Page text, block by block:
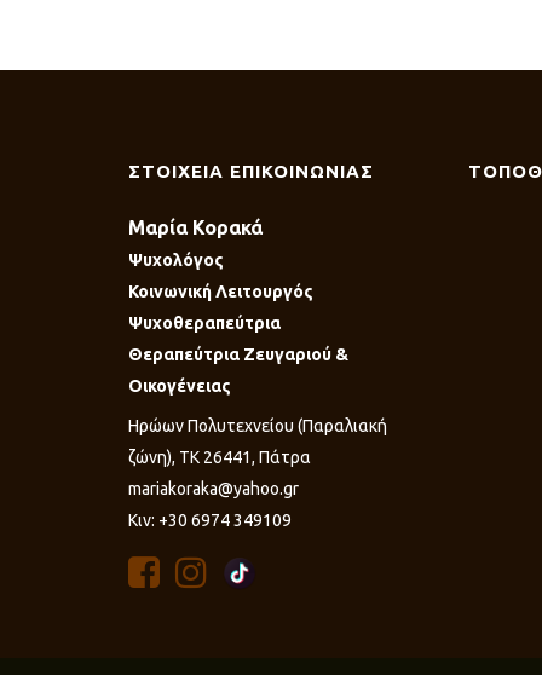
ΣΤΟΙΧΕΙΑ ΕΠΙΚΟΙΝΩΝΙΑΣ
Μαρία Κορακά
Ψυχολόγος
Κοινωνική Λειτουργός
Ψυχοθεραπεύτρια
Θεραπεύτρια Ζευγαριού &
Οικογένειας
Ηρώων Πολυτεχνείου (Παραλιακή
ζώνη), ΤΚ 26441, Πάτρα
mariakoraka@yahoo.gr
Κιν: +30 6974 349109